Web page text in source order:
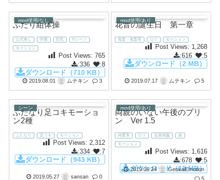
mod使用/なし
ふたり組体操
公式無し 学園 巨乳
Hシーン
モーション
Post Views: 765
:336
:8
2019.08.01 ムテキン 3
ダウンロード（710 KB）
mod使用/あり
花音の誕生日 第一章
鬼畜・鬼畜系 ロリ モーション
Post Views: 1,268
:616
:5
2019.07.17 ムテキン 5
ダウンロード（2 MB）
シーン
ふたなり足コキモーショ
ン2種
ふたなり 足コキ モーション
Post Views: 2,312
:334
:7
2019.05.27 sansan 0
ダウンロード（943 KB）
mod使用/あり
両親のいない午後のプリ
ン Ver 1.5
純愛系 ロリ 近親相姦
妹
モーション
Post Views: 1,616
:678
:5
2019.05.24
GenkaiEmotion
5
ダウンロード（18 MB）